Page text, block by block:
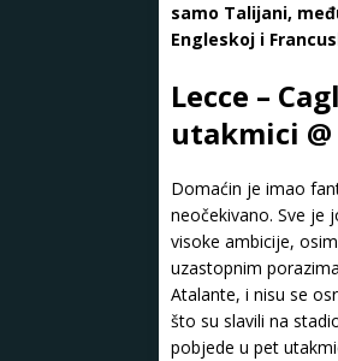
samo Talijani,
Engleskoj i
Lecce –
utakmici @
Domaćin je imao
neočekivano. Sve je
visoke ambicije,
uzastopnim
Atalante, i nisu se
što su slavili na
pobjede u pet